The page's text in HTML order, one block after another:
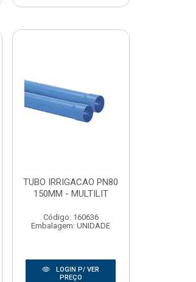
TUBO IRRIGACAO PN80
150MM - MULTILIT
Código: 160636
Embalagem: UNIDADE
LOGIN P/ VER
PREÇO